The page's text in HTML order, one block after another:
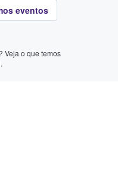
eventos
Veja o que temos